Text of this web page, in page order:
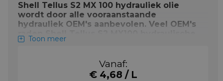
Shell Tellus S2 MX 100 hydrauliek olie
wordt door alle vooraanstaande
hydrauliek OEM's aanbevolen. Veel OEM's
raden Shell Tellus S2 MX100 hydraulische
olie aan voor hydrauliek systemen die
temperaturen en wisselende belastingen
intensief worden gebruikt.
Toon meer
Vanaf:
€ 4,68 / L